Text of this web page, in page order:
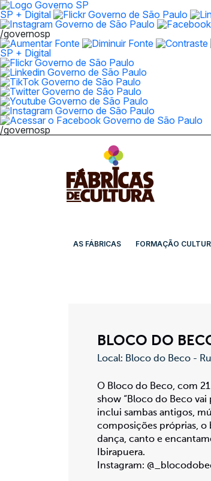
SP + Digital
/governosp
SP + Digital
/governosp
AS FÁBRICAS FORMAÇÃO
BLOCO DO
Local: Bloco do Beco -
O Bloco do Beco, com
show “Bloco do Beco
inclui sambas antigos,
composições próprias,
dança, canto e
Ibirapuera.
Instagram: